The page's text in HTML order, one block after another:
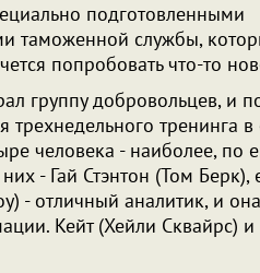
подготовленными
таможенной службы,
попробовать что-то
группу добровольцев, и
трехнедельного тренинга
человека - наиболее,
- Гай Стэнтон (Том Берк),
- отличный аналитик, и
Кейт (Хейли Сквайрс)